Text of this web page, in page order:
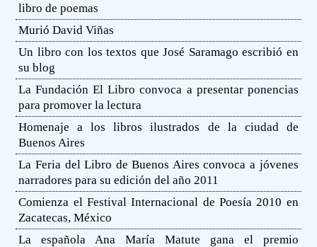
libro de poemas
Murió David Viñas
Un libro con los textos que José Saramago escribió en
su blog
La Fundación El Libro convoca a presentar ponencias
para promover la lectura
Homenaje a los libros ilustrados de la ciudad de
Buenos Aires
La Feria del Libro de Buenos Aires convoca a jóvenes
narradores para su edición del año 2011
Comienza el Festival Internacional de Poesía 2010 en
Zacatecas, México
La española Ana María Matute gana el premio